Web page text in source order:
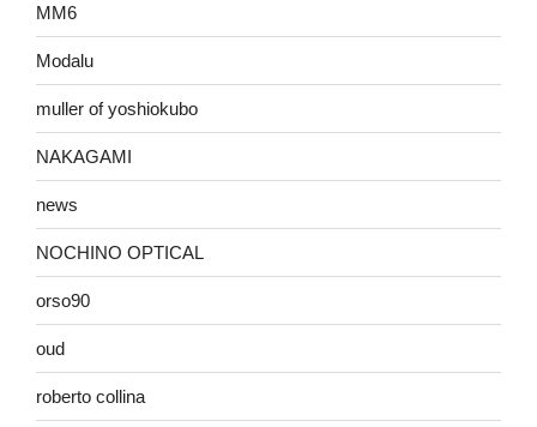
MM6
Modalu
muller of yoshiokubo
NAKAGAMI
news
NOCHINO OPTICAL
orso90
oud
roberto collina